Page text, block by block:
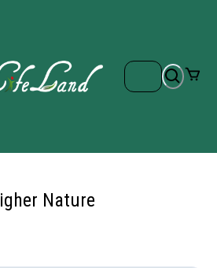
Nature